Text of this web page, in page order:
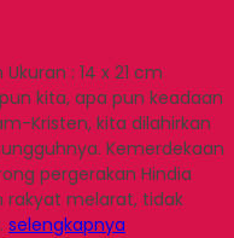
: 14 x 21 cm
kita, apa pun keadaan
Kristen, kita dilahirkan
Kemerdekaan
pergerakan Hindia
rakyat melarat, tidak
selengkapnya